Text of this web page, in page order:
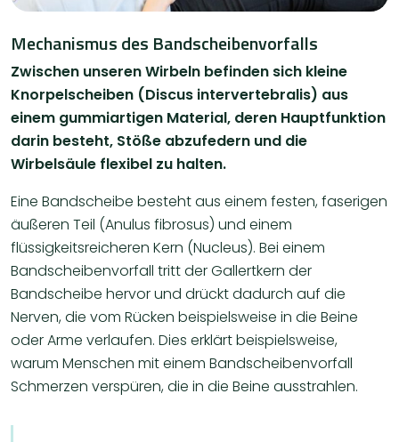
Mechanismus des Bandscheibenvorfalls
Zwischen unseren Wirbeln befinden sich kleine
Knorpelscheiben (Discus intervertebralis) aus
einem gummiartigen Material, deren Hauptfunktion
darin besteht, Stöße abzufedern und die
Wirbelsäule flexibel zu halten.
Eine Bandscheibe besteht aus einem festen, faserigen
äußeren Teil (Anulus fibrosus) und einem
flüssigkeitsreicheren Kern (Nucleus). Bei einem
Bandscheibenvorfall tritt der Gallertkern der
Bandscheibe hervor und drückt dadurch auf die
Nerven, die vom Rücken beispielsweise in die Beine
oder Arme verlaufen. Dies erklärt beispielsweise,
warum Menschen mit einem Bandscheibenvorfall
Schmerzen verspüren, die in die Beine ausstrahlen.